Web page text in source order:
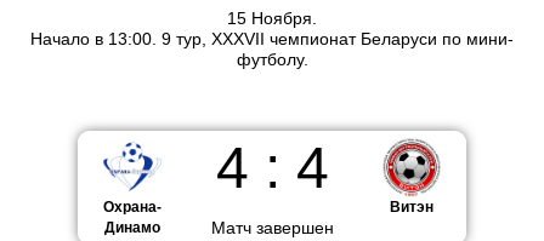
15 Ноября.
Начало в 13:00. 9 тур, XXXVII чемпионат Беларуси по мини-
футболу.
Охрана-
Динамо
4 : 4
Матч завершен
Витэн